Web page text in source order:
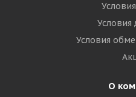
Условия
Условия
О